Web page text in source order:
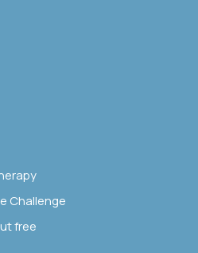
Challenge
free